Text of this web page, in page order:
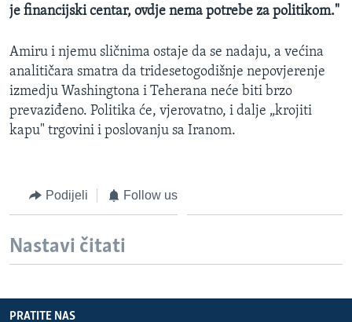
je financijski centar, ovdje nema potrebe za politikom."
Amiru i njemu sličnima ostaje da se nadaju, a većina
analitičara smatra da tridesetogodišnje nepovjerenje
izmedju Washingtona i Teherana neće biti brzo
prevaziđeno. Politika će, vjerovatno, i dalje „krojiti
kapu" trgovini i poslovanju sa Iranom.
Podijeli Follow us
Nastavi čitati
PRATITE NAS